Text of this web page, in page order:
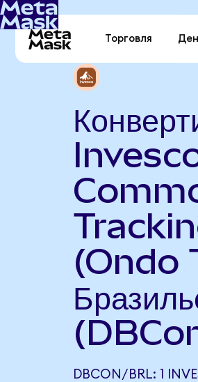
Торговля
(Ondo
DBCON/BRL: 1